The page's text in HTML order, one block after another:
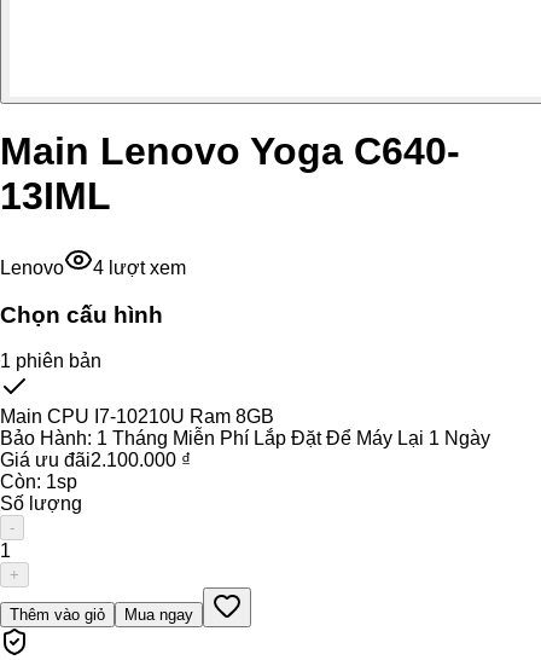
Main Lenovo Yoga C640-
13IML
Lenovo 4 lượt xem
Chọn cấu hình
1 phiên bản
Main CPU I7-10210U Ram 8GB
Bảo Hành: 1 Tháng Miễn Phí Lắp Đặt Để Máy Lại 1 Ngày
Giá ưu đãi2.100.000 ₫
Còn: 1sp
Số lượng
-
1
+
Thêm vào giỏ Mua ngay